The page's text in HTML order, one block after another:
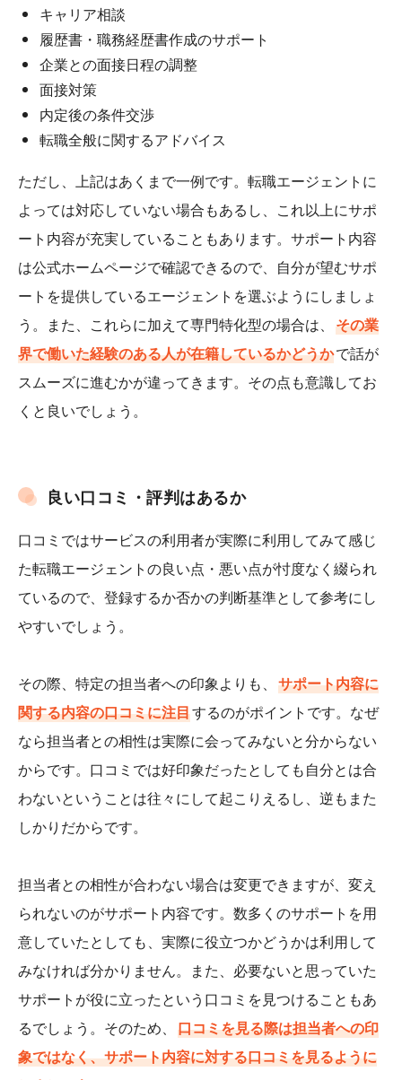
キャリア相談
履歴書・職務経歴書作成のサポート
企業との面接日程の調整
面接対策
内定後の条件交渉
転職全般に関するアドバイス
ただし、上記はあくまで一例です。転職エージェントに
よっては対応していない場合もあるし、これ以上にサポ
ート内容が充実していることもあります。サポート内容
は公式ホームページで確認できるので、自分が望むサポ
ートを提供しているエージェントを選ぶようにしましょ
う。また、これらに加えて専門特化型の場合は、 その業
界で働いた経験のある人が在籍しているかどうかで話が
スムーズに進むかが違ってきます。その点も意識してお
くと良いでしょう。
良い口コミ・評判はあるか
口コミではサービスの利用者が実際に利用してみて感じ
た転職エージェントの良い点・悪い点が忖度なく綴られ
ているので、登録するか否かの判断基準として参考にし
やすいでしょう。
その際、特定の担当者への印象よりも、 サポート内容に
関する内容の口コミに注目するのがポイントです。なぜ
なら担当者との相性は実際に会ってみないと分からない
からです。口コミでは好印象だったとしても自分とは合
わないということは往々にして起こりえるし、逆もまた
しかりだからです。
担当者との相性が合わない場合は変更できますが、変え
られないのがサポート内容です。数多くのサポートを用
意していたとしても、実際に役立つかどうかは利用して
みなければ分かりません。また、必要ないと思っていた
サポートが役に立ったという口コミを見つけることもあ
るでしょう。そのため、 口コミを見る際は担当者への印
象ではなく、サポート内容に対する口コミを見るように